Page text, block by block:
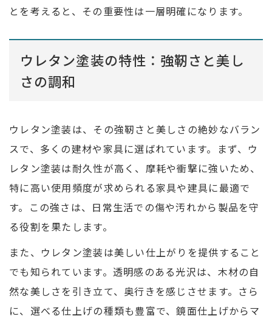
とを考えると、その重要性は一層明確になります。
ウレタン塗装の特性：強靭さと美し
さの調和
ウレタン塗装は、その強靭さと美しさの絶妙なバラン
スで、多くの建材や家具に選ばれています。まず、ウ
レタン塗装は耐久性が高く、摩耗や衝撃に強いため、
特に高い使用頻度が求められる家具や建具に最適で
す。この強さは、日常生活での傷や汚れから製品を守
る役割を果たします。
また、ウレタン塗装は美しい仕上がりを提供すること
でも知られています。透明感のある光沢は、木材の自
然な美しさを引き立て、奥行きを感じさせます。さら
に、選べる仕上げの種類も豊富で、鏡面仕上げからマ